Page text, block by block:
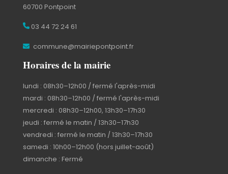
60700 Pontpoint
03 44 72 24 61
commune@mairiepontpoint.fr
Horaires de la mairie
lundi : 08h30–12h00 / fermé l'après-midi
mardi : 08h30–12h00 / fermé l'après-midi
mercredi : 08h30–12h00, 13h30–17h30
jeudi : fermé le matin / 13h30–17h30
vendredi : fermé le matin / 13h30–17h30
samedi : 10h00–12h00 (hors juillet-août)
dimanche : Fermé